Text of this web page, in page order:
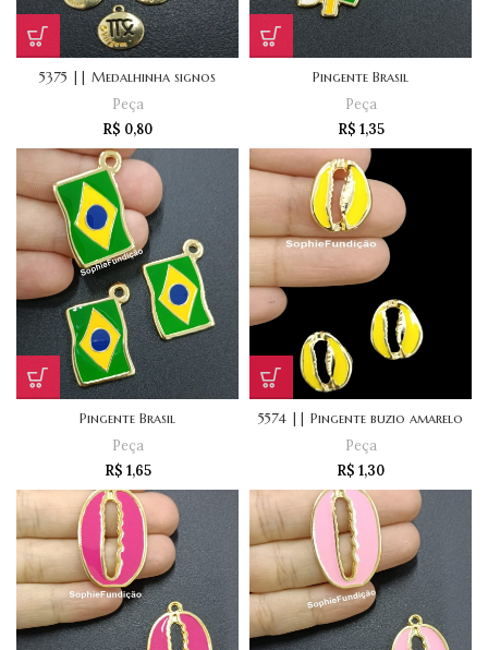
5375 || Medalhinha signos
Peça
R$ 0,80
Pingente Brasil
Peça
R$ 1,35
Pingente Brasil
Peça
R$ 1,65
5574 || Pingente buzio amarelo
Peça
R$ 1,30